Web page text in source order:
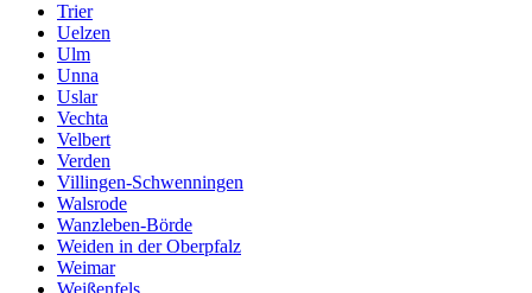
Trier
Uelzen
Ulm
Unna
Uslar
Vechta
Velbert
Verden
Villingen-Schwenningen
Walsrode
Wanzleben-Börde
Weiden in der Oberpfalz
Weimar